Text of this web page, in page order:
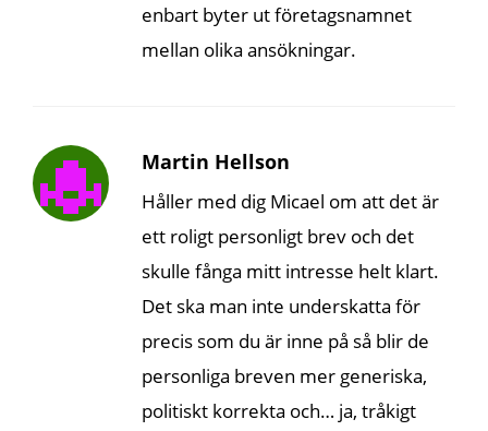
enbart byter ut företagsnamnet
mellan olika ansökningar.
Martin Hellson
Håller med dig Micael om att det är
ett roligt personligt brev och det
skulle fånga mitt intresse helt klart.
Det ska man inte underskatta för
precis som du är inne på så blir de
personliga breven mer generiska,
politiskt korrekta och… ja, tråkigt